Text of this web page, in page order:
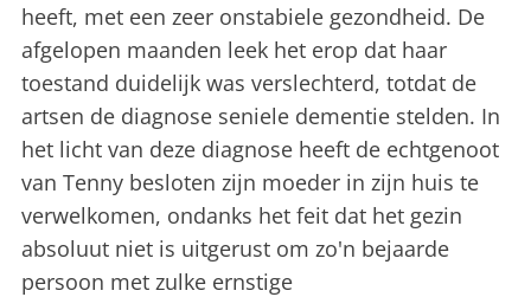
heeft, met een zeer onstabiele gezondheid. De
afgelopen maanden leek het erop dat haar
toestand duidelijk was verslechterd, totdat de
artsen de diagnose seniele dementie stelden. In
het licht van deze diagnose heeft de echtgenoot
van Tenny besloten zijn moeder in zijn huis te
verwelkomen, ondanks het feit dat het gezin
absoluut niet is uitgerust om zo'n bejaarde
persoon met zulke ernstige